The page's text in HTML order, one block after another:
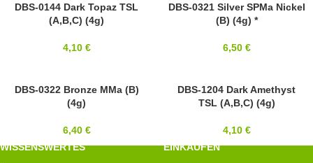
15/0DBS-0144 Dark Topaz TSL
(A,B,C) (4g)
4,10 €
15/0
DBS-0321 Silver SPMa Nickel
(B) (4g) *
6,50 €
15/0DBS-0322 Bronze MMa (B)
(4g)
6,40 €
15/0DBS-1204 Dark Amethyst
TSL (A,B,C) (4g)
4,10 €
WISSENSWERTES
EINKAUFEN